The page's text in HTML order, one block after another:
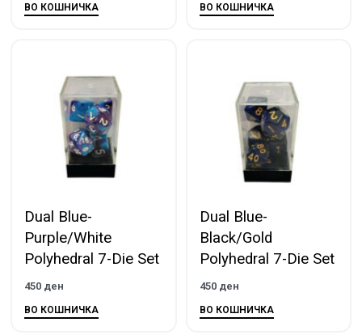
ВО КОШНИЧКА ВО КОШНИЧКА
Dual Blue-
Purple/White
Polyhedral 7-Die Set
450 ден
ВО КОШНИЧКА
Dual Blue-
Black/Gold
Polyhedral 7-Die Set
450 ден
ВО КОШНИЧКА